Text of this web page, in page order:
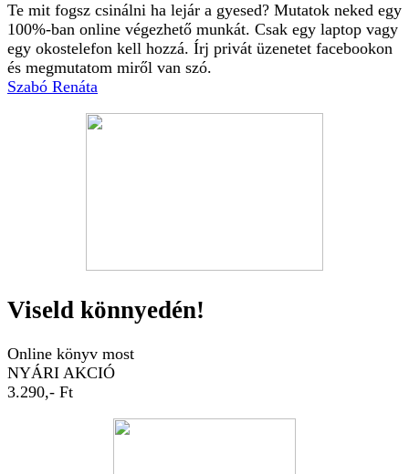
Te mit fogsz csinálni ha lejár a gyesed? Mutatok neked egy
100%-ban online végezhető munkát. Csak egy laptop vagy
egy okostelefon kell hozzá. Írj privát üzenetet facebookon
és megmutatom miről van szó.
Szabó Renáta
Viseld könnyedén!
Online könyv most
NYÁRI AKCIÓ
3.290,- Ft